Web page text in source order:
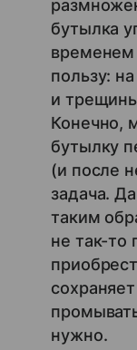
бутылка
временем
пользу:
и
Конечно,
бутылку
(и после
задача.
таким
не так-то
нужно.